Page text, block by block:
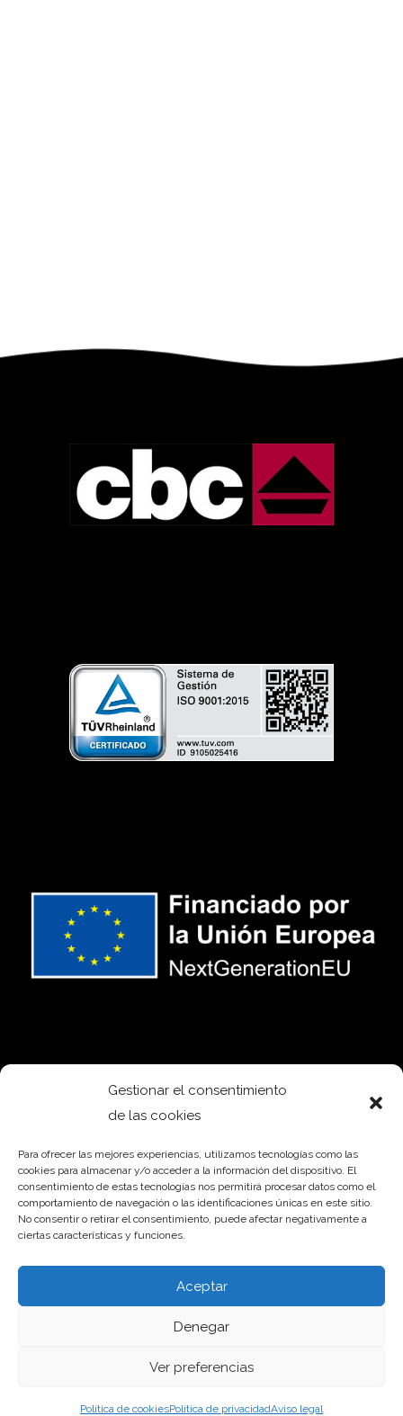
Gestionar el consentimiento
de las cookies
Para ofrecer las mejores experiencias, utilizamos tecnologías como las
cookies para almacenar y/o acceder a la información del dispositivo. El
consentimiento de estas tecnologías nos permitirá procesar datos como el
comportamiento de navegación o las identificaciones únicas en este sitio.
No consentir o retirar el consentimiento, puede afectar negativamente a
ciertas características y funciones.
Aceptar
Denegar
Ver preferencias
Política de cookiesPolítica de privacidadAviso legal
2023 © Bellvis –Política de Privacidad